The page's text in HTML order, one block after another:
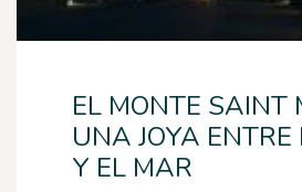
EL MONTE SAINT
UNA JOYA ENTRE
Y EL MAR